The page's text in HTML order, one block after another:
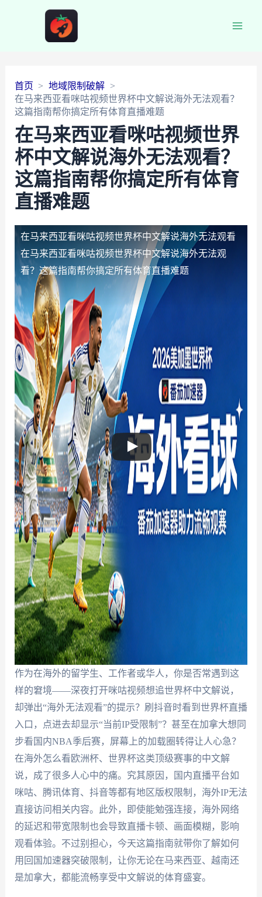
首页
地域限制破解
在马来西亚看咪咕视频世界杯中文解说海外无法观看？
这篇指南帮你搞定所有体育直播难题
在马来西亚看咪咕视频世界
杯中文解说海外无法观看？
这篇指南帮你搞定所有体育
直播难题
在马来西亚看咪咕视频世界杯中文解说海外无法观看
在马来西亚看咪咕视频世界杯中文解说海外无法观
看？这篇指南帮你搞定所有体育直播难题
作为在海外的留学生、工作者或华人，你是否常遇到这
样的窘境——深夜打开咪咕视频想追世界杯中文解说，
却弹出“海外无法观看”的提示？刷抖音时看到世界杯直播
入口，点进去却显示“当前IP受限制”？甚至在加拿大想同
步看国内NBA季后赛，屏幕上的加载圈转得让人心急？
在海外怎么看欧洲杯、世界杯这类顶级赛事的中文解
说，成了很多人心中的痛。究其原因，国内直播平台如
咪咕、腾讯体育、抖音等都有地区版权限制，海外IP无法
直接访问相关内容。此外，即使能勉强连接，海外网络
的延迟和带宽限制也会导致直播卡顿、画面模糊，影响
观看体验。不过别担心，今天这篇指南就带你了解如何
用回国加速器突破限制，让你无论在马来西亚、越南还
是加拿大，都能流畅享受中文解说的体育盛宴。